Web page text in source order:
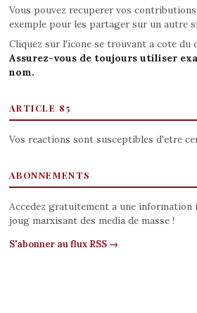
Vous pouvez recuperer vos
exemple pour les partager sur un autre
Cliquez sur l'icone se trouvant a cote du
Assurez-vous de toujours utiliser
nom.
ARTICLE 85
Vos reactions sont susceptibles d'etre
ABONNEMENTS
Accedez gratuitement a une
joug marxisant des media de masse !
S'abonner au flux RSS →